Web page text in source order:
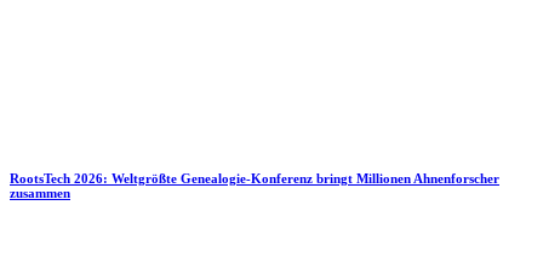
RootsTech 2026: Weltgrößte Genealogie-Konferenz bringt Millionen Ahnenforscher
zusammen